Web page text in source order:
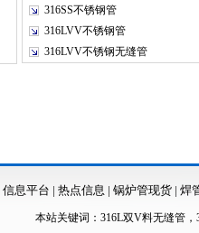
316SS不锈钢管
316LVV不锈钢管
316LVV不锈钢无缝管
信息平台 | 热点信息 | 锅炉管现货 | 焊
本站关键词： 316L双V料无缝管 ，